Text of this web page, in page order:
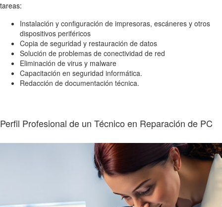
tareas:
Instalación y configuración de impresoras, escáneres y otros
dispositivos periféricos
Copia de seguridad y restauración de datos
Solución de problemas de conectividad de red
Eliminación de virus y malware
Capacitación en seguridad informática.
Redacción de documentación técnica.
Perfil Profesional de un Técnico en Reparación de PC